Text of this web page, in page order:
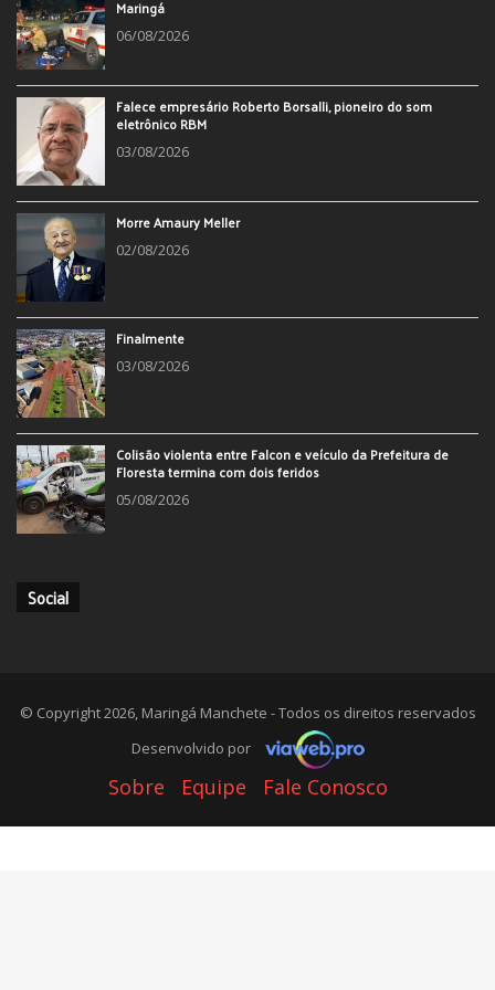
Maringá
06/08/2026
Falece empresário Roberto Borsalli, pioneiro do som
eletrônico RBM
03/08/2026
Morre Amaury Meller
02/08/2026
Finalmente
03/08/2026
Colisão violenta entre Falcon e veículo da Prefeitura de
Floresta termina com dois feridos
05/08/2026
Social
© Copyright 2026, Maringá Manchete - Todos os direitos reservados
Desenvolvido por
Sobre Equipe Fale Conosco